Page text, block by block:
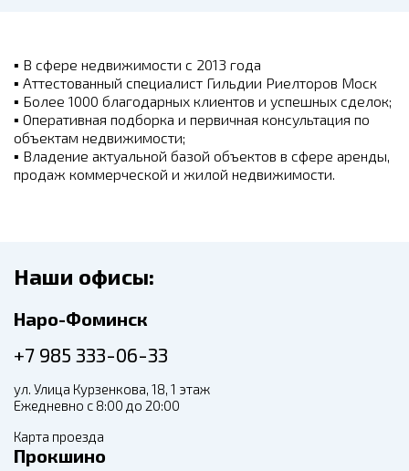
▪ В сфере недвижимости с 2013 года
▪ Аттестованный специалист Гильдии Риелторов Моск
▪ Более 1000 благодарных клиентов и успешных сделок;
▪ Оперативная подборка и первичная консультация по
объектам недвижимости;
▪ Владение актуальной базой объектов в сфере аренды,
продаж коммерческой и жилой недвижимости.
Наши офисы:
Наро-Фоминск
+7 985 333-06-33
ул. Улица Курзенкова, 18, 1 этаж
Ежедневно с 8:00 до 20:00
Карта проезда
Прокшино